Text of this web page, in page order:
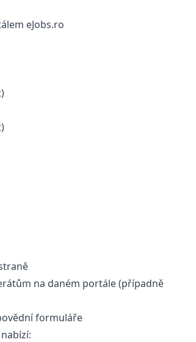
eJobs.ro
na daném portále (případně
formuláře